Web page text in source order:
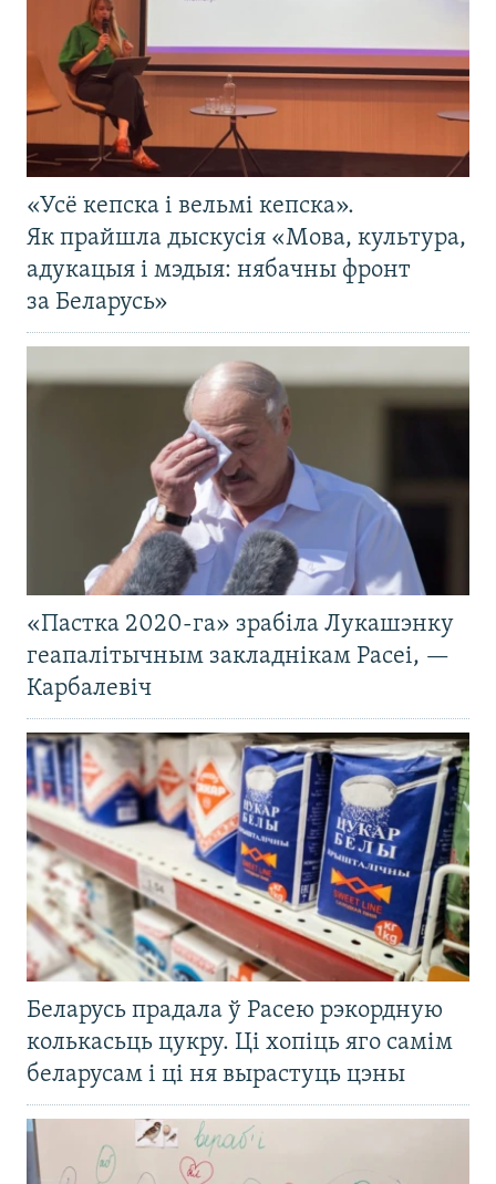
«Усё кепска і вельмі кепска».
Як прайшла дыскусія «Мова, культура,
адукацыя і мэдыя: нябачны фронт
за Беларусь»
«Пастка 2020-га» зрабіла Лукашэнку
геапалітычным закладнікам Расеі, —
Карбалевіч
Беларусь прадала ў Расею рэкордную
колькасьць цукру. Ці хопіць яго самім
беларусам і ці ня вырастуць цэны